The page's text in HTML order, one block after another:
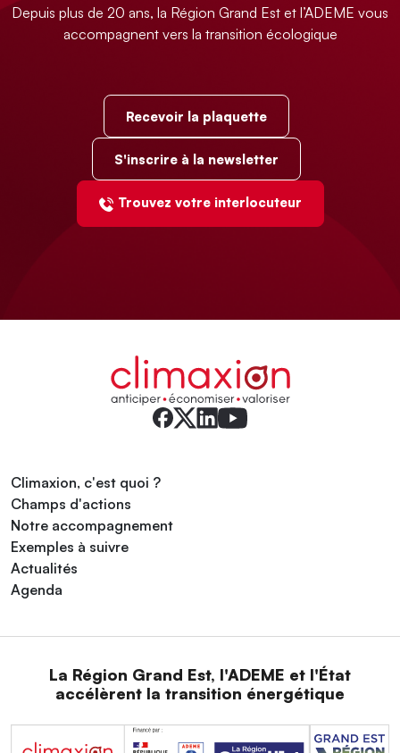
Depuis plus de 20 ans, la Région Grand Est et l’ADEME vous
accompagnent vers la transition écologique
Recevoir la plaquette
S'inscrire à la newsletter
Trouvez votre interlocuteur
Climaxion, c'est quoi ?
Champs d'actions
Notre accompagnement
Exemples à suivre
Actualités
Agenda
La Région Grand Est, l'ADEME et l'État
accélèrent la transition énergétique